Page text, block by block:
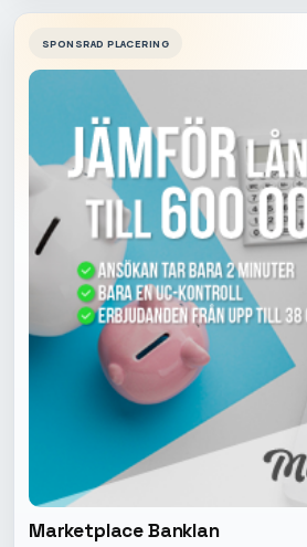
SPONSRAD PLACERING
Marketplace Banklan